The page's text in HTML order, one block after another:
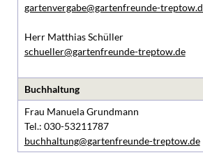
gartenvergabe@gartenfreunde-
Herr Matthias Schüller
schueller@gartenfreunde-treptow.de
Buchhaltung
Frau Manuela Grundmann
Tel.: 030-53211787
buchhaltung@gartenfreunde-treptow.de